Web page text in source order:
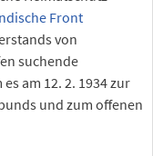
Front
von
suchende
am 12. 2. 1934 zur
und zum offenen